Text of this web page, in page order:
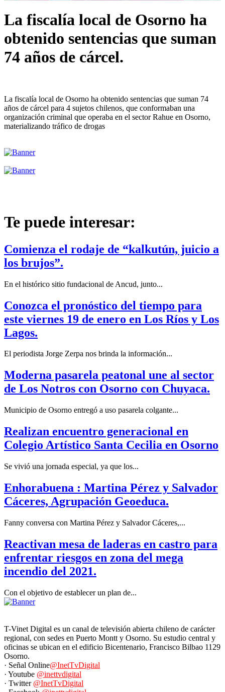
La fiscalía local de Osorno ha
obtenido sentencias que suman
74 años de cárcel.
La fiscalía local de Osorno ha obtenido sentencias que suman 74
años de cárcel para 4 sujetos chilenos, que conformaban una
organización criminal que operaba en el sector Rahue en Osorno,
materializando tráfico de drogas
Te puede interesar:
Comienza el rodaje de “kalkutún, juicio a
los brujos”.
En el histórico sitio fundacional de Ancud, junto...
Conozca el pronóstico del tiempo para
este viernes 19 de enero en Los Ríos y Los
Lagos.
El periodista Jorge Zerpa nos brinda la información...
Moderna pasarela peatonal une al sector
de Los Notros con Osorno con Chuyaca.
Municipio de Osorno entregó a uso pasarela colgante...
Realizan encuentro generacional en
Colegio Artístico Santa Cecilia en Osorno
Se vivió una jornada especial, ya que los...
Enhorabuena : Martina Pérez y Salvador
Cáceres, Agrupación Geoeduca.
Fanny conversa con Martina Pérez y Salvador Cáceres,...
Reactivan mesa de laderas en castro para
enfrentar riesgos en zona del mega
incendio del 2021.
Con el objetivo de establecer un plan de...
T-Vinet Digital es un canal de televisión abierta chileno de carácter
regional, con sedes en Puerto Montt y Osorno. Su estudio central y
oficinas se ubican en el edificio Bicentenario, Francisco Bilbao 1129
Osorno.
· Señal Online@InetTvDigital
· Youtube @inettvdigital
· Twitter @InetTvDigital